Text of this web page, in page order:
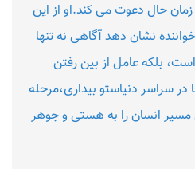
حال دعوت می کند.او از این
نشان دهد آگاهی نه تنها
بلکه عامل از بین رفتن
سراسر دنیاستو بیداری،مرحله
انسان را به هستی و جوهر